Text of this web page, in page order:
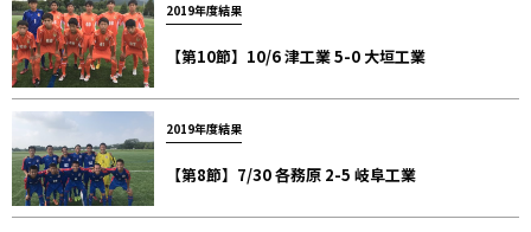
2019年度結果
【第10節】10/6 津工業 5-0 大垣工業
2019年度結果
【第8節】7/30 各務原 2-5 岐阜工業